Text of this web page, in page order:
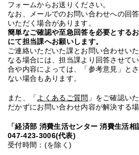
フォームからお送りください。
なお、メールでのお問い合わせへの回
いただく場合があります。
簡単なご確認や至急回答を必要とする
にて担当課へお願いします。
ご連絡いただいた課とお問い合わせい
なる場合には、担当課より回答させて
合や内容によっては、「参考意見」と
ない場合もあります。
また、「 よくあるご質問 」をご確認い
だかずにお問い合わせ内容が解決する場
「経済部 消費生活センター 消費生活相
047-423-3006(代表)
受付時間：(を除く)